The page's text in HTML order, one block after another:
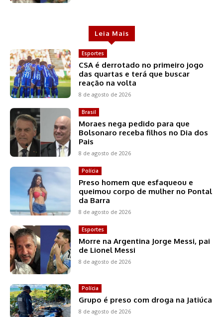
Leia Mais
Esportes
CSA é derrotado no primeiro jogo
das quartas e terá que buscar
reação na volta
8 de agosto de 2026
Brasil
Moraes nega pedido para que
Bolsonaro receba filhos no Dia dos
Pais
8 de agosto de 2026
Polícia
Preso homem que esfaqueou e
queimou corpo de mulher no Pontal
da Barra
8 de agosto de 2026
Esportes
Morre na Argentina Jorge Messi, pai
de Lionel Messi
8 de agosto de 2026
Polícia
Grupo é preso com droga na Jatiúca
8 de agosto de 2026